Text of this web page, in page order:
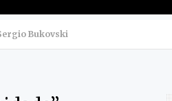
Bukovski